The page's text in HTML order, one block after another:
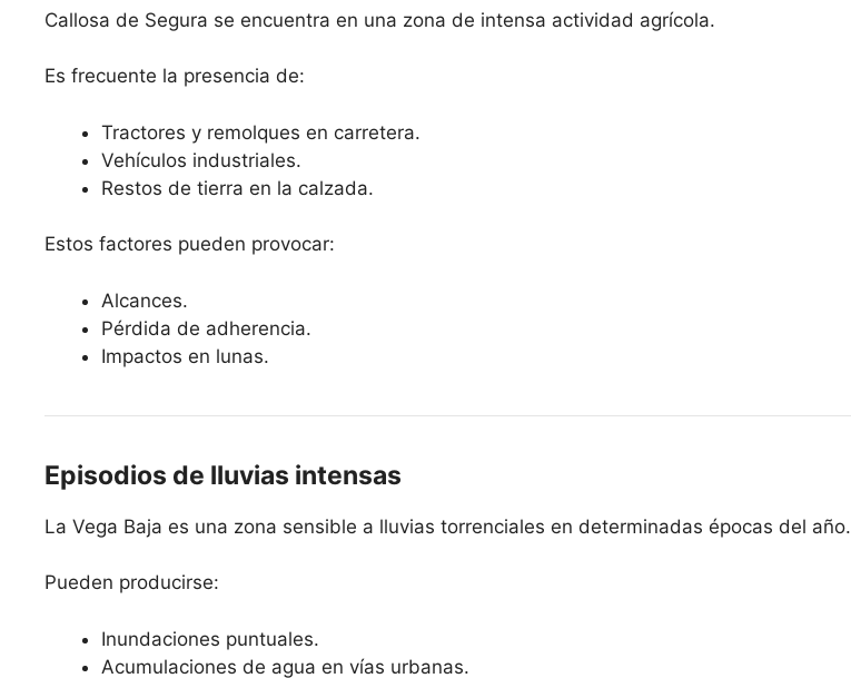
Callosa de Segura se encuentra en una zona de intensa actividad agrícola.
Es frecuente la presencia de:
Tractores y remolques en carretera.
Vehículos industriales.
Restos de tierra en la calzada.
Estos factores pueden provocar:
Alcances.
Pérdida de adherencia.
Impactos en lunas.
Episodios de lluvias intensas
La Vega Baja es una zona sensible a lluvias torrenciales en determinadas épocas del año.
Pueden producirse:
Inundaciones puntuales.
Acumulaciones de agua en vías urbanas.